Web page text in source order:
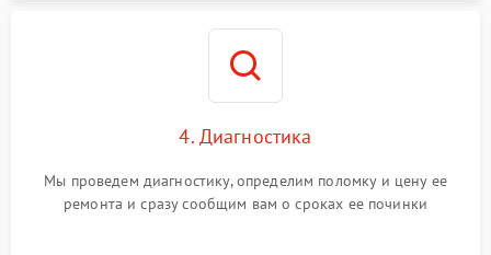
4. Диагностика
Мы проведем диагностику, определим поломку и цену ее
ремонта и сразу сообщим вам о сроках ее починки